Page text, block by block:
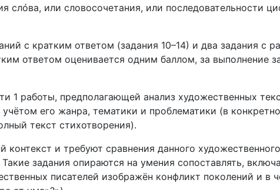
или словосочетания, или последовательности
с кратким ответом (задания 10–14) и два задания с
ответом оценивается одним баллом, за выполнение
1 работы, предполагающей анализ художественных
его жанра, тематики и проблематики (в
текст стихотворения).
и требуют сравнения данного
задания опираются на умения сопоставлять,
писателей изображён конфликт поколений и в